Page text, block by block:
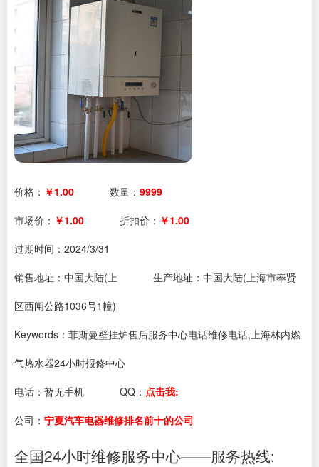
价格： ￥1.00 数量： 9999
市场价： ￥1.00 折扣价： ￥1.00
过期时间： 2024/3/31
销售地址：中国大陆(上
生产地址：中国大陆(上海市奉贤
区西闸公路1036号1幢)
Keywords：菲斯曼壁挂炉售后服务中心电话维修电话,上海林内燃
气热水器24小时报修中心
电话： 暂无手机 QQ： 点击我:
公司： 宁夏汽车电器维修排名前十的公司
全国24小时维修服务中心——服务热线: